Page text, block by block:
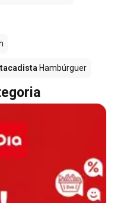
Hambúrguer